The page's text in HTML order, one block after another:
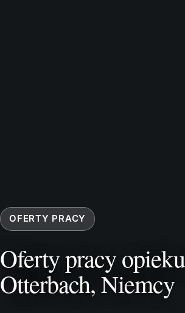
OFERTY PRACY
Oferty pracy
Otterbach, Niemcy